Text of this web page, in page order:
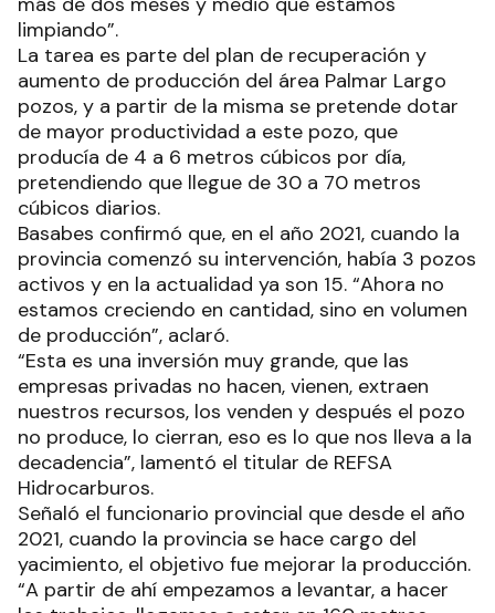
limpiando”.
La tarea es parte del plan de recuperación y
aumento de producción del área Palmar Largo
pozos, y a partir de la misma se pretende dotar
de mayor productividad a este pozo, que
producía de 4 a 6 metros cúbicos por día,
pretendiendo que llegue de 30 a 70 metros
cúbicos diarios.
Basabes confirmó que, en el año 2021, cuando la
provincia comenzó su intervención, había 3 pozos
activos y en la actualidad ya son 15. “Ahora no
estamos creciendo en cantidad, sino en volumen
de producción”, aclaró.
“Esta es una inversión muy grande, que las
empresas privadas no hacen, vienen, extraen
nuestros recursos, los venden y después el pozo
no produce, lo cierran, eso es lo que nos lleva a la
decadencia”, lamentó el titular de REFSA
Hidrocarburos.
Señaló el funcionario provincial que desde el año
2021, cuando la provincia se hace cargo del
yacimiento, el objetivo fue mejorar la producción.
“A partir de ahí empezamos a levantar, a hacer